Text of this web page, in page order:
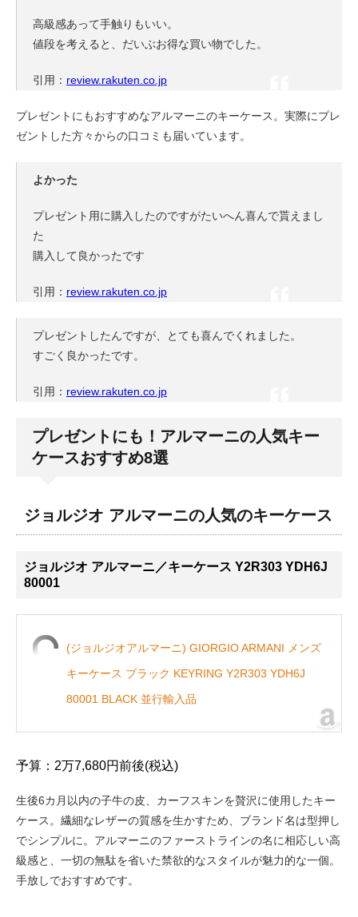
高級感あって手触りもいい。
値段を考えると、だいぶお得な買い物でした。
引用： review.rakuten.co.jp
プレゼントにもおすすめなアルマーニのキーケース。実際にプレ
ゼントした方々からの口コミも届いています。
よかった
プレゼント用に購入したのですがたいへん喜んで貰えまし
た
購入して良かったです
引用： review.rakuten.co.jp
プレゼントしたんですが、とても喜んでくれました。
すごく良かったです。
引用： review.rakuten.co.jp
プレゼントにも！アルマーニの人気キー
ケースおすすめ8選
ジョルジオ アルマーニの人気のキーケース
ジョルジオ アルマーニ／キーケース Y2R303 YDH6J
80001
(ジョルジオアルマーニ) GIORGIO ARMANI メンズ
キーケース ブラック KEYRING Y2R303 YDH6J
80001 BLACK 並行輸入品
予算：2万7,680円前後(税込)
生後6カ月以内の子牛の皮、カーフスキンを贅沢に使用したキー
ケース。繊細なレザーの質感を生かすため、ブランド名は型押し
でシンプルに。アルマーニのファーストラインの名に相応しい高
級感と、一切の無駄を省いた禁欲的なスタイルが魅力的な一個。
手放しでおすすめです。